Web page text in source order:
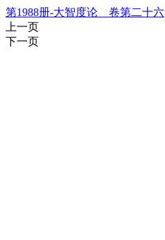
第1988册-大智度论 卷第二十六
上一页
下一页